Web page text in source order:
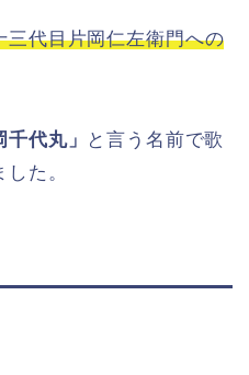
三代目片岡仁左衛門への
代丸」
と言う名前で歌
た。